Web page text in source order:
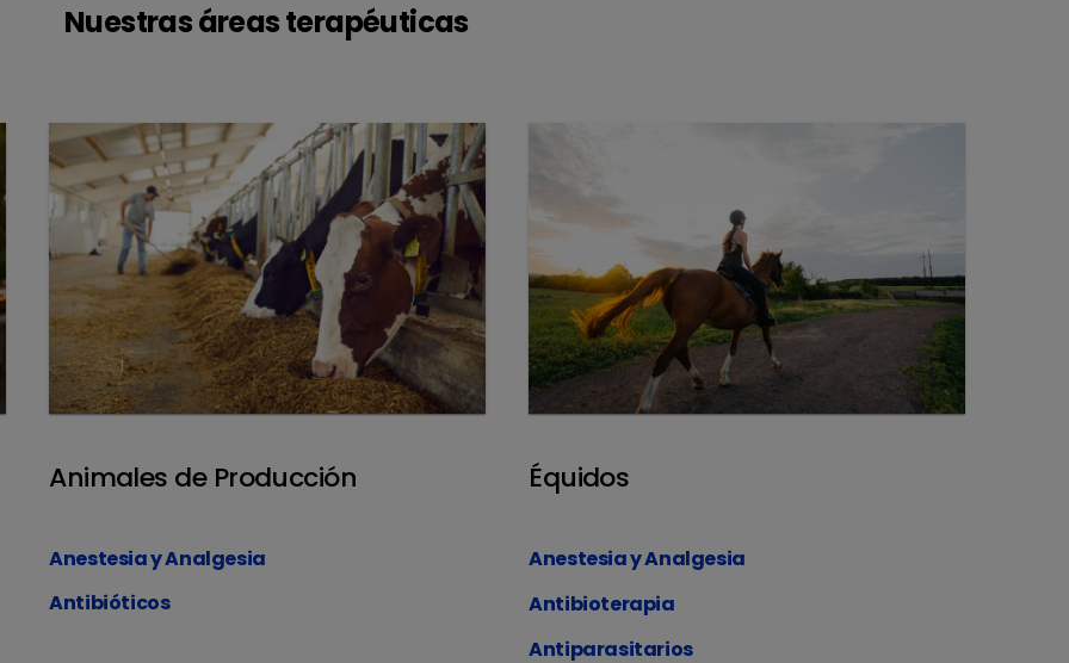
Nuestras áreas terapéuticas
Animales de Producción
Anestesia y Analgesia
Antibióticos
Équidos
Anestesia y Analgesia
Antibioterapia
Antiparasitarios